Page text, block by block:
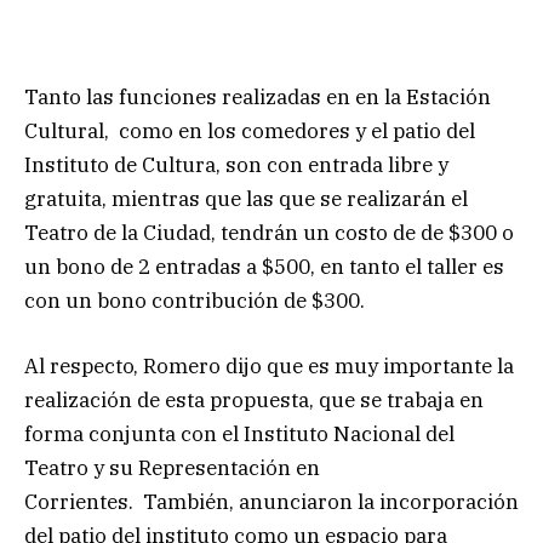
Tanto las funciones realizadas en en la Estación
Cultural, como en los comedores y el patio del
Instituto de Cultura, son con entrada libre y
gratuita, mientras que las que se realizarán el
Teatro de la Ciudad, tendrán un costo de de $300 o
un bono de 2 entradas a $500, en tanto el taller es
con un bono contribución de $300.
Al respecto, Romero dijo que es muy importante la
realización de esta propuesta, que se trabaja en
forma conjunta con el Instituto Nacional del
Teatro y su Representación en
Corrientes. También, anunciaron la incorporación
del patio del instituto como un espacio para